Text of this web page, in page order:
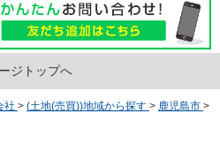
ジトップへ
社 > (土地(売買))地域から探す > 鹿児島市 >